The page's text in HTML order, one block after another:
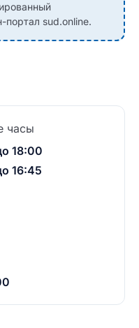
портал sud.online.
часы
18:00
16:45